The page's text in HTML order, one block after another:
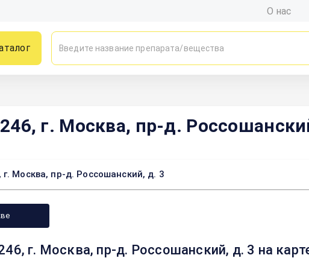
О нас
г. Москва, пр-д.
Москва, пр-д. Россошанский, д. 3
г. Москва, пр-д. Россошанский, д. 3 на